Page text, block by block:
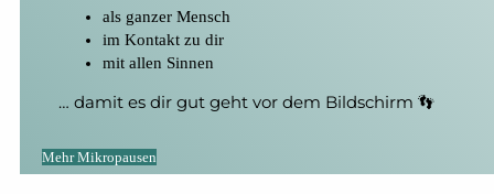
als ganzer Mensch
im Kontakt zu dir
mit allen Sinnen
… damit es dir gut geht vor dem Bildschirm 👣
Mehr Mikropausen